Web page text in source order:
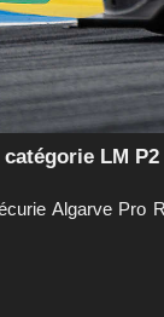
catégorie LM
Algarve